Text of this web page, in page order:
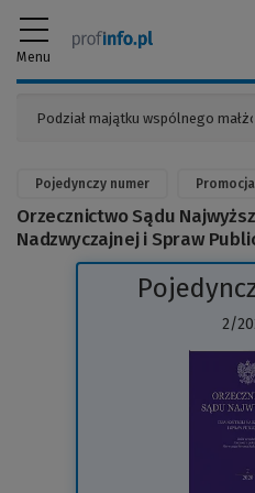
Menu
Pojedynczy numer
Orzecznictwo Sądu
Nadzwyczajnej i Spraw
2/